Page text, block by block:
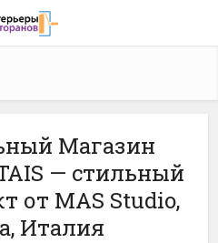
Магазин
— стильный
от MAS Studio,
Италия